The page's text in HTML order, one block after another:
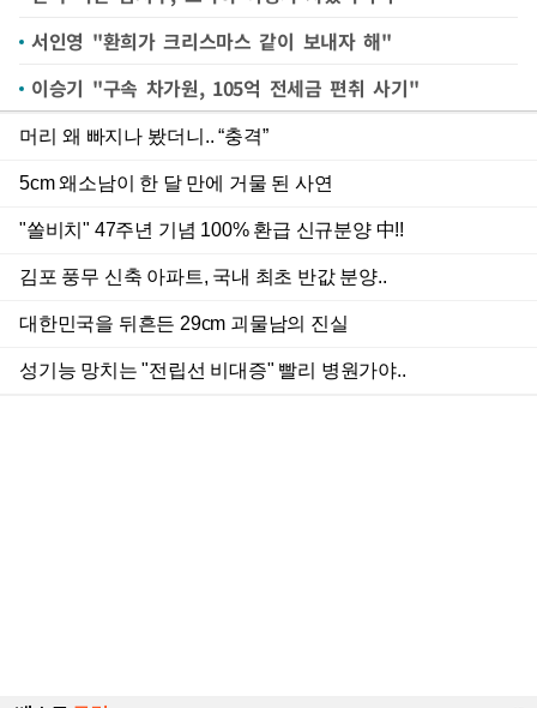
서인영 "환희가 크리스마스 같이 보내자 해"
이승기 "구속 차가원, 105억 전세금 편취 사기"